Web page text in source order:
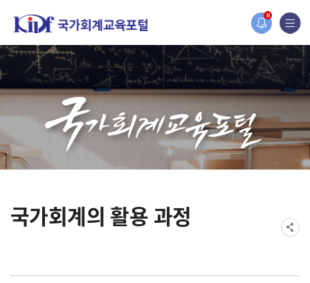
N
홈페이지가 새롭게 개편되었습니다.
한국조세재정연구원홈페이지가 새롭게 개설되었습니다.
국가회계의 활용 과정